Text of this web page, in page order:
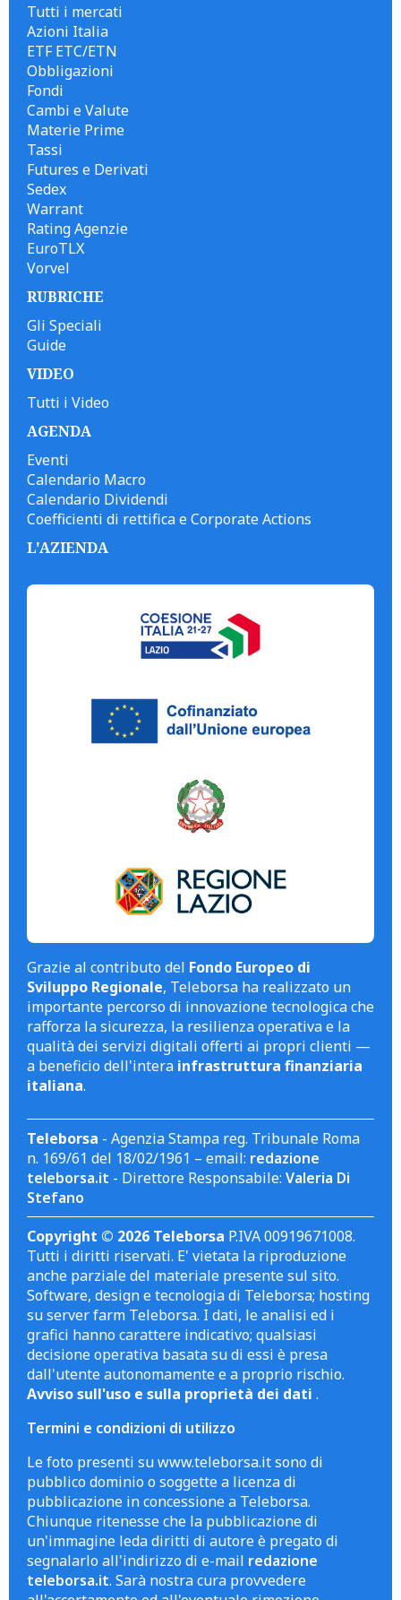
Tutti i mercati
Azioni Italia
ETF ETC/ETN
Obbligazioni
Fondi
Cambi e Valute
Materie Prime
Tassi
Futures e Derivati
Sedex
Warrant
Rating Agenzie
EuroTLX
Vorvel
RUBRICHE
Gli Speciali
Guide
VIDEO
Tutti i Video
AGENDA
Eventi
Calendario Macro
Calendario Dividendi
Coefficienti di rettifica e Corporate Actions
L'AZIENDA
Grazie al contributo del Fondo Europeo di
Sviluppo Regionale, Teleborsa ha realizzato un
importante percorso di innovazione tecnologica che
rafforza la sicurezza, la resilienza operativa e la
qualità dei servizi digitali offerti ai propri clienti —
a beneficio dell'intera infrastruttura finanziaria
italiana.
Teleborsa - Agenzia Stampa reg. Tribunale Roma
n. 169/61 del 18/02/1961 – email: redazione
teleborsa.it - Direttore Responsabile: Valeria Di
Stefano
Copyright © 2026 Teleborsa P.IVA 00919671008.
Tutti i diritti riservati. E' vietata la riproduzione
anche parziale del materiale presente sul sito.
Software, design e tecnologia di Teleborsa; hosting
su server farm Teleborsa. I dati, le analisi ed i
grafici hanno carattere indicativo; qualsiasi
decisione operativa basata su di essi è presa
dall'utente autonomamente e a proprio rischio.
Avviso sull'uso e sulla proprietà dei dati .
Termini e condizioni di utilizzo
Le foto presenti su www.teleborsa.it sono di
pubblico dominio o soggette a licenza di
pubblicazione in concessione a Teleborsa.
Chiunque ritenesse che la pubblicazione di
un'immagine leda diritti di autore è pregato di
segnalarlo all'indirizzo di e-mail redazione
teleborsa.it. Sarà nostra cura provvedere